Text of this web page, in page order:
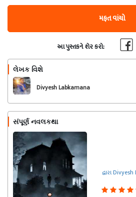
મફત વાંચો
આ પુસ્તકને શેર કરો:
લેખક વિશે
Divyesh Labkamana
સંપૂર્ણ નવલકથા
દ્વારા